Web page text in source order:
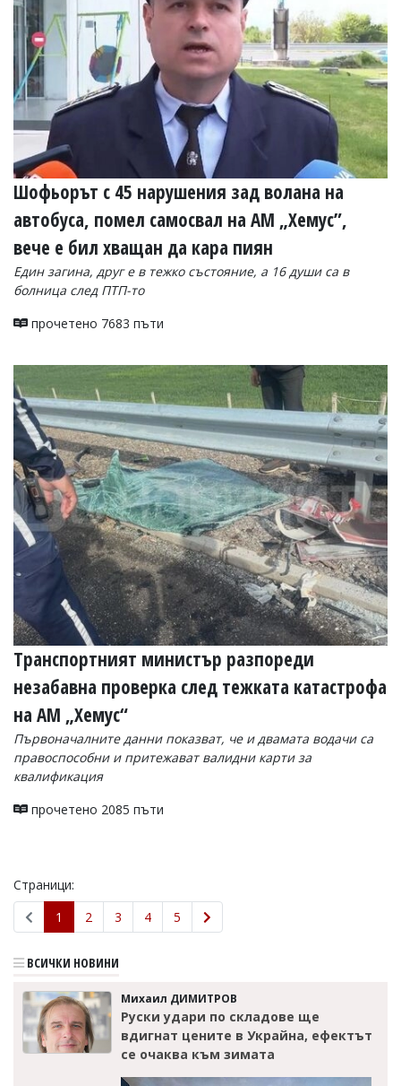
Шофьорът с 45 нарушения зад волана на
автобуса, помел самосвал на АМ „Хемус”,
вече е бил хващан да кара пиян
Един загина, друг е в тежко състояние, а 16 души са в
болница след ПТП-то
прочетено 7683 пъти
Транспортният министър разпореди
незабавна проверка след тежката катастрофа
на АМ „Хемус“
Първоначалните данни показват, че и двамата водачи са
правоспособни и притежават валидни карти за
квалификация
прочетено 2085 пъти
Страници:
1
2 3 4 5
ВСИЧКИ НОВИНИ
Михаил ДИМИТРОВ
Руски удари по складове ще
вдигнат цените в Украйна, ефектът
се очаква към зимата